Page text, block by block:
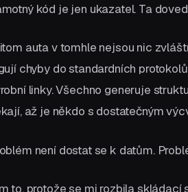
kód je jen ukazatel. Ta
auta v tomhle nejsou nic
chyby do standardních
linky. Všechno generuje
až je někdo s dostatečným
není dostat se k datům.
to, protože se mi rozbila